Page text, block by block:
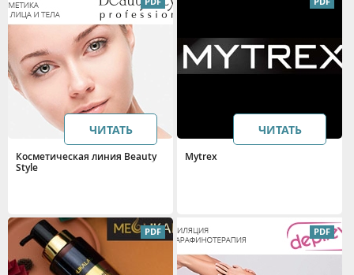
ЧИТАТЬ
Косметическая линия Beauty
Style
ЧИТАТЬ
Mytrex